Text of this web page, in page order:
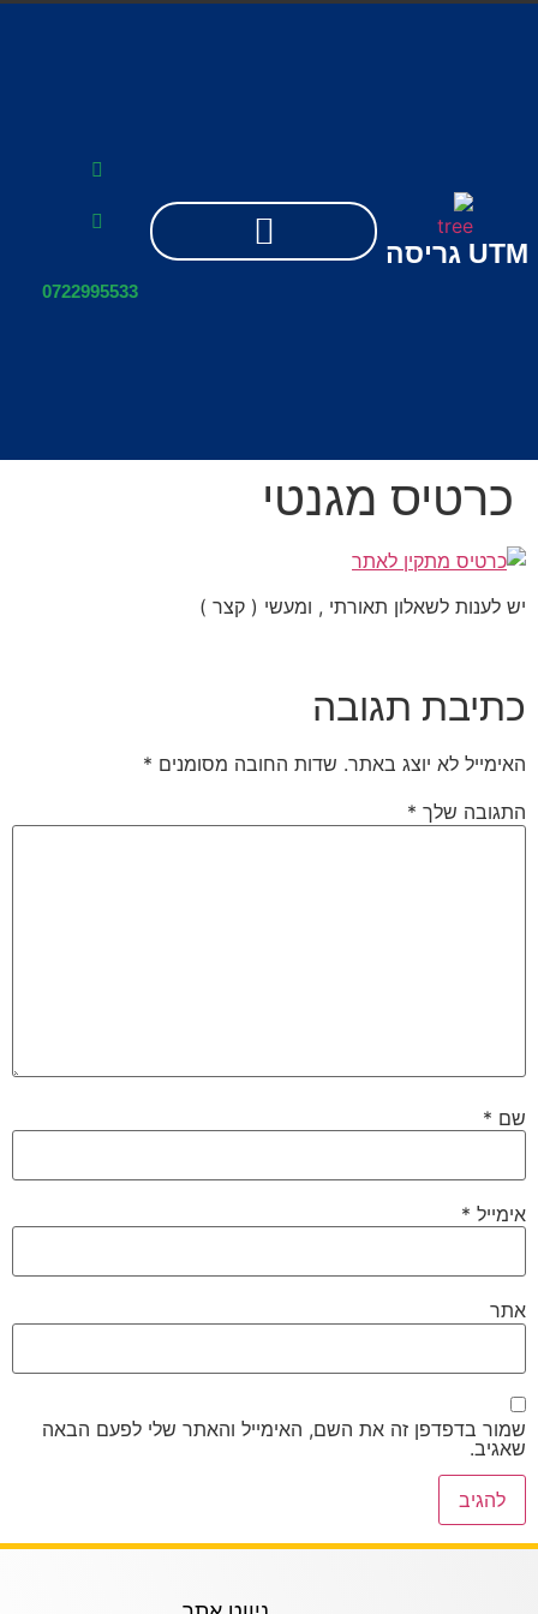
UTM גריסה
0722995533
כרטיס מגנטי
יש לענות לשאלון תאורתי , ומעשי ( קצר )
כתיבת תגובה
האימייל לא יוצג באתר. שדות החובה מסומנים *
התגובה שלך *
שם *
אימייל *
אתר
שמור בדפדפן זה את השם, האימייל והאתר שלי לפעם הבאה
שאגיב.